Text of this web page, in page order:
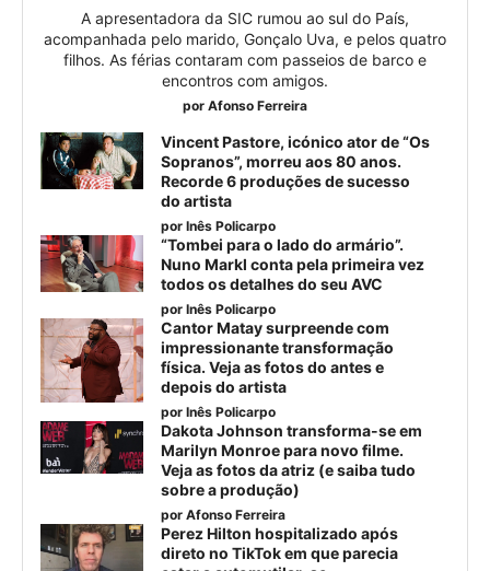
A apresentadora da SIC rumou ao sul do País,
acompanhada pelo marido, Gonçalo Uva, e pelos quatro
filhos. As férias contaram com passeios de barco e
encontros com amigos.
por Afonso Ferreira
Vincent Pastore, icónico ator de “Os
Sopranos”, morreu aos 80 anos.
Recorde 6 produções de sucesso
do artista
por Inês Policarpo
“Tombei para o lado do armário”.
Nuno Markl conta pela primeira vez
todos os detalhes do seu AVC
por Inês Policarpo
Cantor Matay surpreende com
impressionante transformação
física. Veja as fotos do antes e
depois do artista
por Inês Policarpo
Dakota Johnson transforma-se em
Marilyn Monroe para novo filme.
Veja as fotos da atriz (e saiba tudo
sobre a produção)
por Afonso Ferreira
Perez Hilton hospitalizado após
direto no TikTok em que parecia